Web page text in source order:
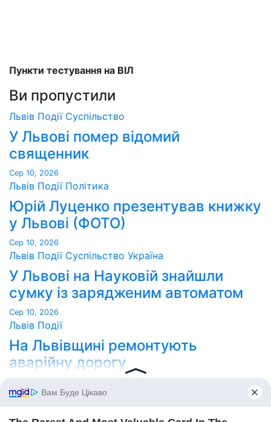
Пункти тестування на ВІЛ
Ви пропустили
Львів Події Суспільство
У Львові помер відомий
священник
Сер 10, 2026
Львів Події Політика
Юрій Луценко презентував книжку
у Львові (ФОТО)
Сер 10, 2026
Львів Події Суспільство Україна
У Львові на Науковій знайшли
сумку із зарядженим автоматом
Сер 10, 2026
Львів Події
На Львівщині ремонтують
аварійну дорогу
Point Lviv